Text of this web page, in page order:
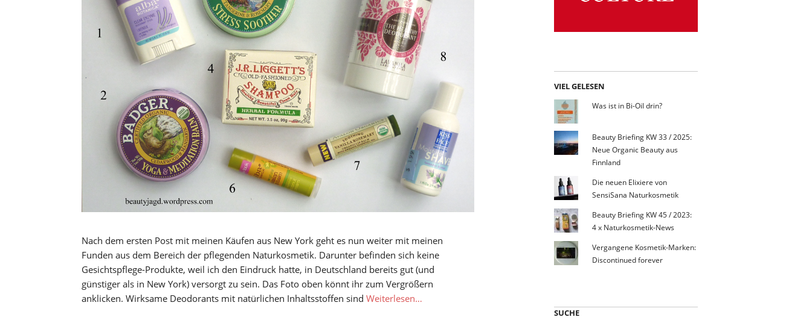
Nach dem ersten Post mit meinen Käufen aus New York geht es nun weiter mit meinen
Funden aus dem Bereich der pflegenden Naturkosmetik. Darunter befinden sich keine
Gesichtspflege-Produkte, weil ich den Eindruck hatte, in Deutschland bereits gut (und
günstiger als in New York) versorgt zu sein. Das Foto oben könnt ihr zum Vergrößern
anklicken. Wirksame Deodorants mit natürlichen Inhaltsstoffen sind Weiterlesen…
VIEL GELESEN
Was ist in Bi-Oil drin?
Beauty Briefing KW 33 / 2025:
Neue Organic Beauty aus
Finnland
Die neuen Elixiere von
SensiSana Naturkosmetik
Beauty Briefing KW 45 / 2023:
4 x Naturkosmetik-News
Vergangene Kosmetik-Marken:
Discontinued forever
SUCHE